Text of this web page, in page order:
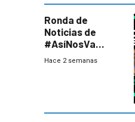
Ronda de
Noticias de
#AsíNosVa
(20/7/26)
Hace 2 semanas